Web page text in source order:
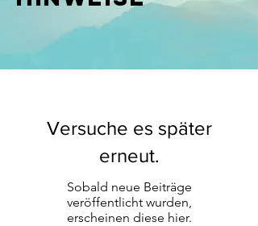
Versuche es später
erneut.
Sobald neue Beiträge
veröffentlicht wurden,
erscheinen diese hier.